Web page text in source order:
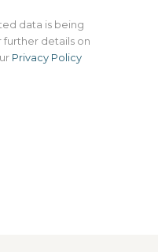
data is being
details on
Privacy Policy